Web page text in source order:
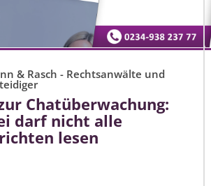
& Rasch - Rechtsanwälte und
Chatüberwachung:
darf nicht alle
lesen